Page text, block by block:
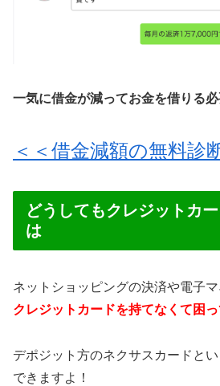
一気に借金が減ってお金を借りる
＜＜借金減額の無料診
どうしてもクレジットカ
は
ネットショッピングの決済や電子
クレジットカードを持てなくて困
デポジット方のネクサスカードと
できますよ！